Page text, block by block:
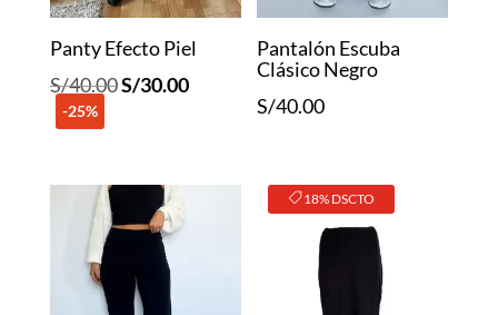
Panty Efecto Piel
S/40.00El
S/40.00.
S/30.00El
-25%
Pantalón Escuba
Clásico Negro
S/40.00
18% DSCTO